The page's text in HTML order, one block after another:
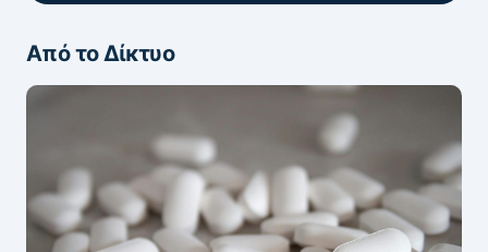
ΖΩΝΤΑΝΆ ΣΧΌΛΙΑ
ελέγχεται άμεσα από AI (Ελληνικά & Αγγλικά).
Από το Δίκτυο